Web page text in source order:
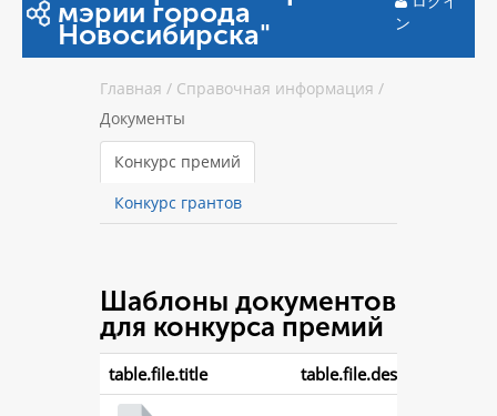
мэрии города
Новосибирска"
ン
Главная / Справочная информация /
Документы
Конкурс премий
Конкурс грантов
Шаблоны документов
для конкурса премий
table.file.title table.file.description